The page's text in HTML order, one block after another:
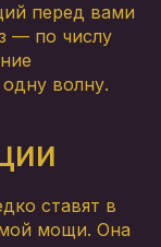
перед вами
— по числу
волну.
ставят в
мощи. Она